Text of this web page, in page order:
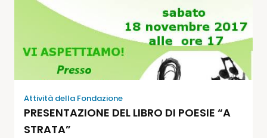
Attività della Fondazione
PRESENTAZIONE DEL LIBRO DI POESIE “A
STRATA”